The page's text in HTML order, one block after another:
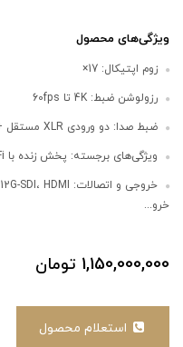
ویژگی‌های محصول
زوم اپتیکال: 17×
رزولوشن ضبط: 4K تا 60fps
ضبط صدا: دو ورودی XLR مستقل + پشتیبانی از +2 میکروفون روی ب...
ویژگی‌های برجسته: پخش زنده با Wi-Fi، کنترل راه دور، کیفیت تصویر بالا...
خرو...
1,150,000,000 تومان